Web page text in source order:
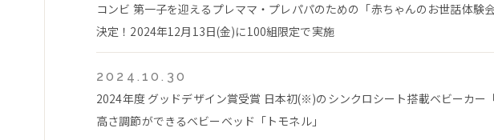
コンビ 第一子を迎えるプレママ・プレパパのための「赤ちゃんのお世話体験
決定！2024年12月13日(金)に100組限定で実施
2024.10.30
2024年度 グッドデザイン賞受賞 日本初(※)のシンクロシート搭載ベビーカー
高さ調節ができるベビーベッド「トモネル」